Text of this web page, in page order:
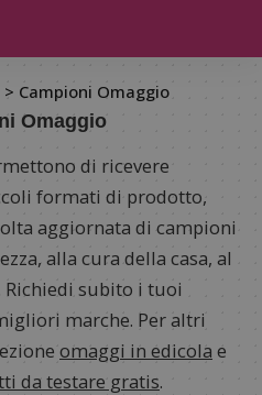
> Campioni Omaggio
Omaggio
di ricevere
formati di prodotto,
aggiornata di campioni
alla cura della casa, al
Richiedi subito i tuoi
marche. Per altri
omaggi in edicola e
da testare gratis.